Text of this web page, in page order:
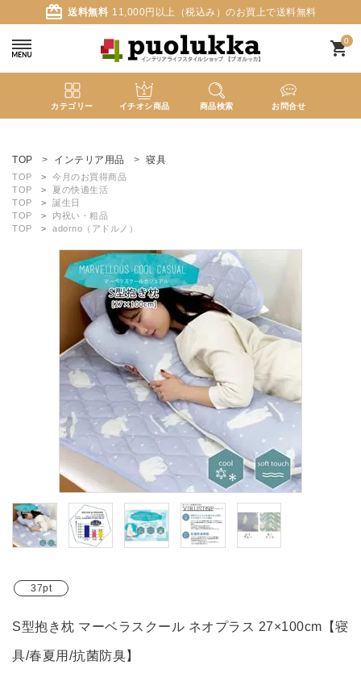
card_giftcard 送料無料 11,000円以上（税込み）のお買上で送料無料
0
shopping_cart
カテゴリー イチオシ商品 商品検索 お問合せ
ようこそ ゲスト 様
meeting_room ログイン
search
カテゴリーから探す
ガイドライン
TOP インテリア用品 寝具
TOP
今月のお買得商品
TOP
夏の快適生活
TOP
誕生日
TOP
内祝い・粗品
TOP
adorno（アドルノ）
37pt
S型抱き枕 マーベラスクール ネオプラス 27×100cm【寝
具/春夏用/抗菌防臭】